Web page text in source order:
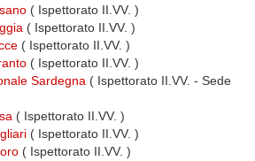
( Ispettorato II.VV. )
( Ispettorato II.VV. )
( Ispettorato II.VV. )
( Ispettorato II.VV. )
Sardegna ( Ispettorato II.VV. - Sede
( Ispettorato II.VV. )
( Ispettorato II.VV. )
( Ispettorato II.VV. )